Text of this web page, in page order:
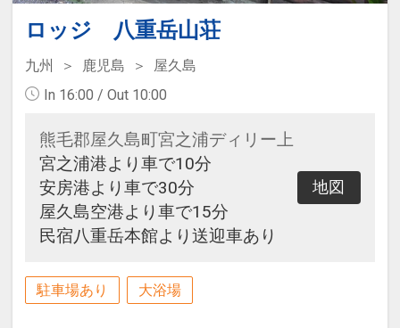
ロッジ 八重岳山荘
九州 鹿児島
屋久島
In 16:00 / Out 10:00
熊毛郡屋久島町宮之浦ディリー上
宮之浦港より車で10分
安房港より車で30分
屋久島空港より車で15分
民宿八重岳本館より送迎車あり
地図
駐車場あり 大浴場